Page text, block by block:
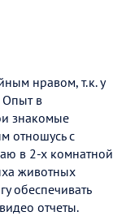
нравом, т.к. у
Опыт в
знакомые
отношусь с
в 2-х комнатной
животных
обеспечивать
отчеты.